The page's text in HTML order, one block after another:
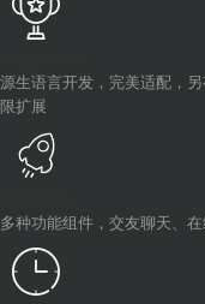
源生语言开发，完美适配，
限扩展
多种功能组件，交友聊天、